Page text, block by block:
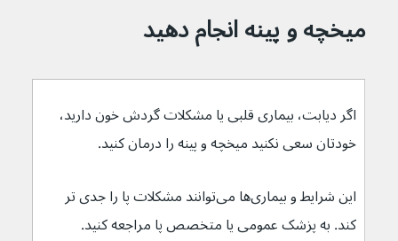
میخچه و پینه انجام دهید
اگر دیابت، بیماری قلبی یا مشکلات گردش خون دارید،
خودتان سعی نکنید میخچه و پینه را درمان کنید.
این شرایط و بیماری‌ها می‌توانند مشکلات پا را جدی تر
کند. به پزشک عمومی یا متخصص پا مراجعه کنید.